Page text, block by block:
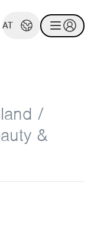
AT
/
&